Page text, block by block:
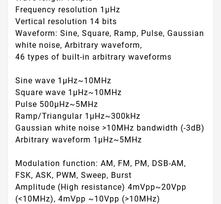
Frequency resolution 1μHz
Vertical resolution 14 bits
Waveform: Sine, Square, Ramp, Pulse, Gaussian
white noise, Arbitrary waveform,
46 types of built-in arbitrary waveforms
Sine wave 1μHz~10MHz
Square wave 1μHz~10MHz
Pulse 500μHz~5MHz
Ramp/Triangular 1μHz~300kHz
Gaussian white noise >10MHz bandwidth (-3dB)
Arbitrary waveform 1μHz~5MHz
Modulation function: AM, FM, PM, DSB-AM,
FSK, ASK, PWM, Sweep, Burst
Amplitude (High resistance) 4mVpp~20Vpp
(<10MHz), 4mVpp ~10Vpp (>10MHz)